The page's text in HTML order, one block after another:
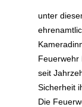
unter
Feuerwehr
seit
Sicherheit
Die